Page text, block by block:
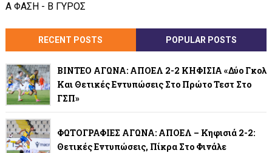
Α ΦΑΣΗ - Β ΓΥΡΟΣ
RECENT POSTS POPULAR POSTS
ΒΙΝΤΕΟ ΑΓΩΝΑ: ΑΠΟΕΛ 2-2 ΚΗΦΙΣΙΑ «Δύο Γκολ
Και Θετικές Εντυπώσεις Στο Πρώτο Τεστ Στο
ΓΣΠ»
ΦΩΤΟΓΡΑΦΙΕΣ ΑΓΩΝΑ: ΑΠΟΕΛ – Κηφισιά 2-2:
Θετικές Εντυπώσεις, Πίκρα Στο Φινάλε